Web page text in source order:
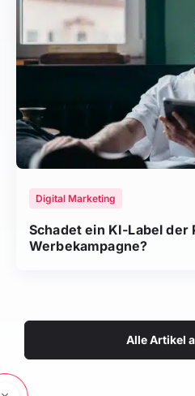
Digital Marketing
Schadet ein KI-Label
Werbekampagne?
Alle Artikel